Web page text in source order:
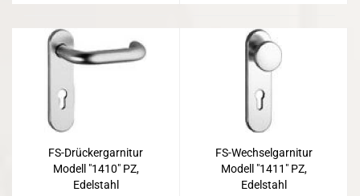
FS-Drückergarnitur
Modell "1410" PZ,
Edelstahl
FS-Wechselgarnitur
Modell "1411" PZ,
Edelstahl